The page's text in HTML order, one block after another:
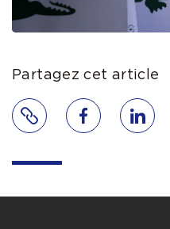
Partagez cet article
Lien FacebookLinkedIn